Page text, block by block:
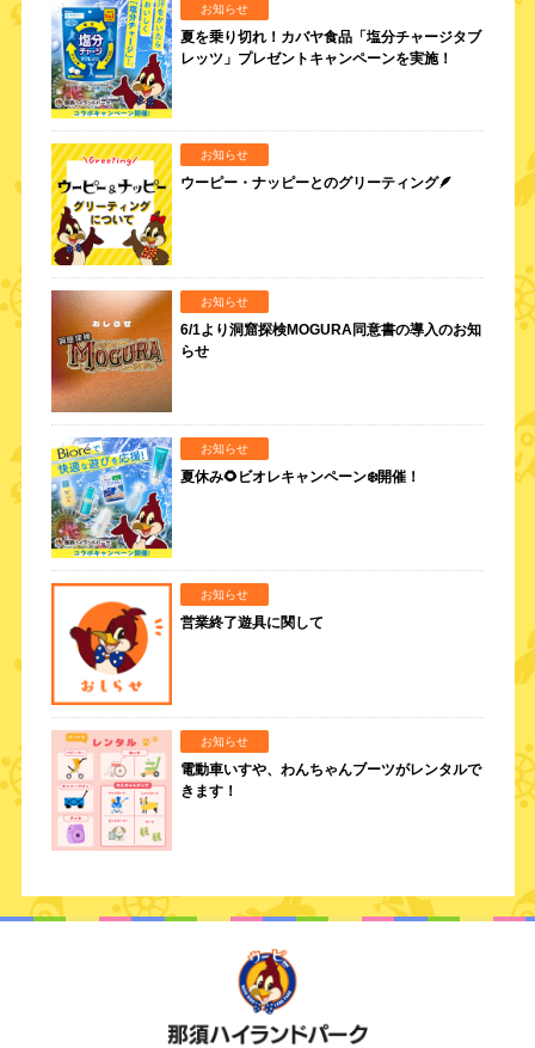
お知らせ
夏を乗り切れ！カバヤ食品「塩分チャージタブ
レッツ」プレゼントキャンペーンを実施！
お知らせ
ウーピー・ナッピーとのグリーティング🪶
お知らせ
6/1より洞窟探検MOGURA同意書の導入のお知
らせ
お知らせ
夏休み🌻ビオレキャンペーン❄️開催！
お知らせ
営業終了遊具に関して
お知らせ
電動車いすや、わんちゃんブーツがレンタルで
きます！